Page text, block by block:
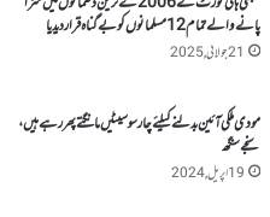
پانے والے تمام 12مسلمانوں کو بے گنا ہ قرار د یدیا
21 جولائی, 2025
مودی ملکی آئین بدلنے کیلئے چار سو سیٹیں مانگتے پھر رہے ہیں ،
سنجے سنگھ
19 اپریل, 2024